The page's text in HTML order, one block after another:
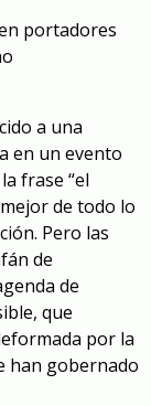
portadores
a una
en un evento
frase “el
de todo lo
Pero las
de
de
que
por la
han gobernado